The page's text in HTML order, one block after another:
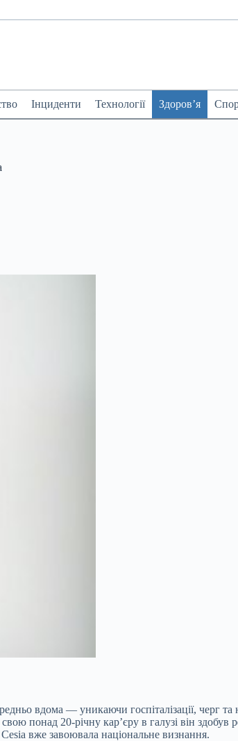
Інциденти Технології Здоров’я
вдома — уникаючи госпіталізації, черг
свою понад 20-річну кар’єру в галузі він
вже завоювала національне визнання.